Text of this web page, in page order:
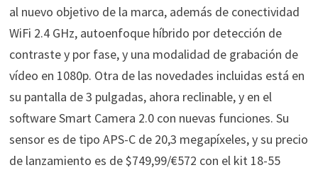
al nuevo objetivo de la marca, además de conectividad
WiFi 2.4 GHz, autoenfoque híbrido por detección de
contraste y por fase, y una modalidad de grabación de
vídeo en 1080p. Otra de las novedades incluidas está en
su pantalla de 3 pulgadas, ahora reclinable, y en el
software Smart Camera 2.0 con nuevas funciones. Su
sensor es de tipo APS-C de 20,3 megapíxeles, y su precio
de lanzamiento es de $749,99/€572 con el kit 18-55